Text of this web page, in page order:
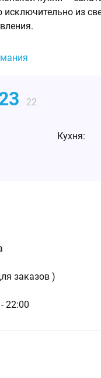
из
22
Кухня:
заказов )
22:00